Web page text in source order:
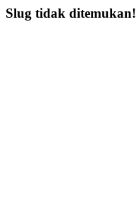
Slug tidak ditemukan!